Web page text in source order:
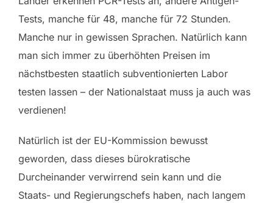
Tests, manche für 48, manche für 72 Stunden.
Manche nur in gewissen Sprachen. Natürlich kann
man sich immer zu überhöhten Preisen im
nächstbesten staatlich subventionierten Labor
testen lassen – der Nationalstaat muss ja auch was
verdienen!
Natürlich ist der EU-Kommission bewusst
geworden, dass dieses bürokratische
Durcheinander verwirrend sein kann und die
Staats- und Regierungschefs haben, nach langem